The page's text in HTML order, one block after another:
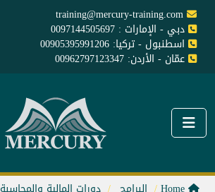
training@mercury-training.com
دبي - الإمارات : 0097144505697
اسطنبول - تركيا: 00905395991206
عمّان - الأردن: 00962797123347